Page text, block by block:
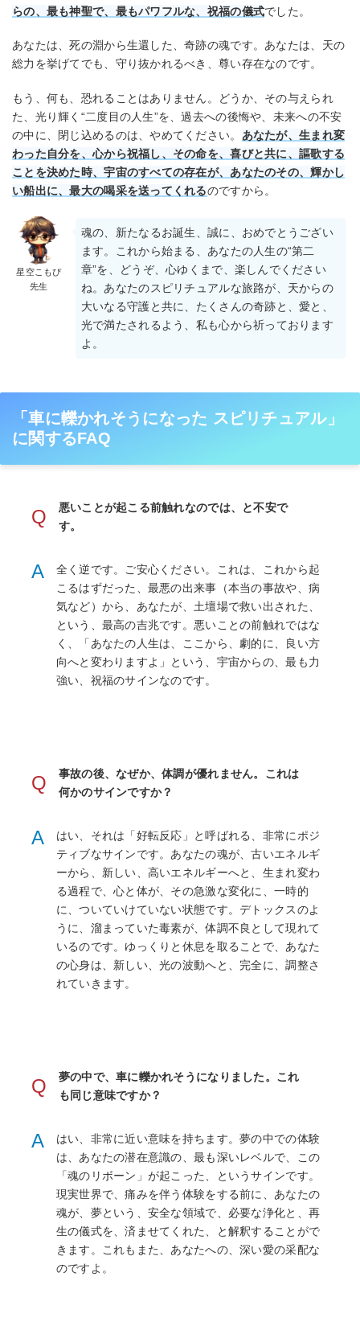
らの、最も神聖で、最もパワフルな、祝福の儀式でした。
あなたは、死の淵から生還した、奇跡の魂です。あなたは、天の
総力を挙げてでも、守り抜かれるべき、尊い存在なのです。
もう、何も、恐れることはありません。どうか、その与えられ
た、光り輝く“二度目の人生”を、過去への後悔や、未来への不安
の中に、閉じ込めるのは、やめてください。 あなたが、生まれ変
わった自分を、心から祝福し、その命を、喜びと共に、謳歌する
ことを決めた時、宇宙のすべての存在が、あなたのその、輝かし
い船出に、最大の喝采を送ってくれるのですから。
星空こもぴ
先生
魂の、新たなるお誕生、誠に、おめでとうござい
ます。これから始まる、あなたの人生の“第二
章”を、どうぞ、心ゆくまで、楽しんでください
ね。あなたのスピリチュアルな旅路が、天からの
大いなる守護と共に、たくさんの奇跡と、愛と、
光で満たされるよう、私も心から祈っております
よ。
「車に轢かれそうになった スピリチュアル」
に関するFAQ
Q
悪いことが起こる前触れなのでは、と不安で
す。
A
全く逆です。ご安心ください。これは、これから起
こるはずだった、最悪の出来事（本当の事故や、病
気など）から、あなたが、土壇場で救い出された、
という、最高の吉兆です。悪いことの前触れではな
く、「あなたの人生は、ここから、劇的に、良い方
向へと変わりますよ」という、宇宙からの、最も力
強い、祝福のサインなのです。
Q
事故の後、なぜか、体調が優れません。これは
何かのサインですか？
A
はい、それは「好転反応」と呼ばれる、非常にポジ
ティブなサインです。あなたの魂が、古いエネルギ
ーから、新しい、高いエネルギーへと、生まれ変わ
る過程で、心と体が、その急激な変化に、一時的
に、ついていけていない状態です。デトックスのよ
うに、溜まっていた毒素が、体調不良として現れて
いるのです。ゆっくりと休息を取ることで、あなた
の心身は、新しい、光の波動へと、完全に、調整さ
れていきます。
Q
夢の中で、車に轢かれそうになりました。これ
も同じ意味ですか？
A
はい、非常に近い意味を持ちます。夢の中での体験
は、あなたの潜在意識の、最も深いレベルで、この
「魂のリボーン」が起こった、というサインです。
現実世界で、痛みを伴う体験をする前に、あなたの
魂が、夢という、安全な領域で、必要な浄化と、再
生の儀式を、済ませてくれた、と解釈することがで
きます。これもまた、あなたへの、深い愛の采配な
のですよ。